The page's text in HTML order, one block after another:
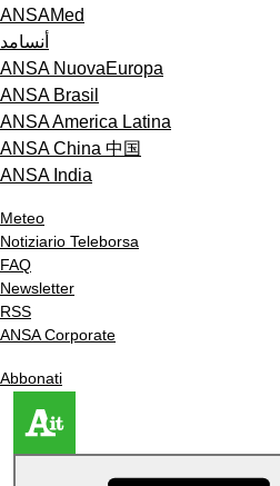
ANSAMed
أنسامد
ANSA NuovaEuropa
ANSA Brasil
ANSA America Latina
ANSA China 中国
ANSA India
Meteo
Notiziario Teleborsa
FAQ
Newsletter
RSS
ANSA Corporate
Abbonati